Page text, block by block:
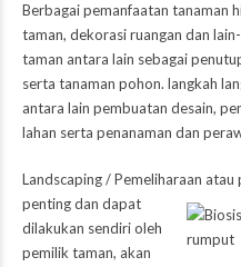
Berbagai pemanfaatan tanaman
taman, dekorasi ruangan dan
taman antara lain sebagai
serta tanaman pohon. langkah
antara lain pembuatan desain,
lahan serta penanaman dan
Landscaping / Pemeliharaan
penting dan dapat
dilakukan sendiri oleh
pemilik taman, akan